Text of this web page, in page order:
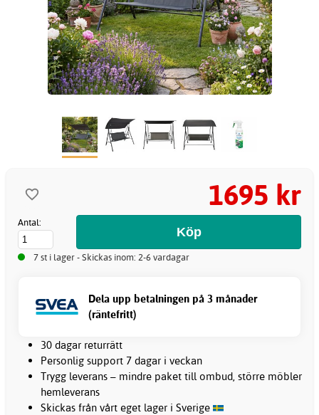
1695 kr
Antal:
7 st i lager - Skickas inom: 2-6 vardagar
Dela upp betalningen på 3 månader
(räntefritt)
30 dagar returrätt
Personlig support 7 dagar i veckan
Trygg leverans – mindre paket till ombud, större möbler
hemleverans
Skickas från vårt eget lager i Sverige